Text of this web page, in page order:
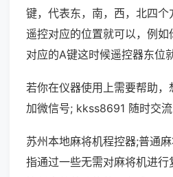
键，代表东，南，西，北四
遥控对应的位置就可以，例
对应的A键这时候遥控器东位
若你在仪器使用上需要帮助
加微信号; kkss8691 随时交流
苏州本地麻将机程控器;普通
指通过一些无需对麻将机进